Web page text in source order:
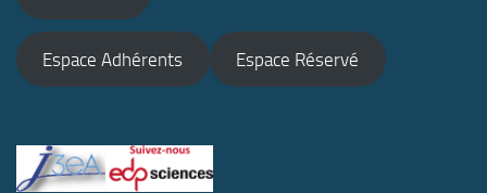
Espace Adhérents Espace Réservé